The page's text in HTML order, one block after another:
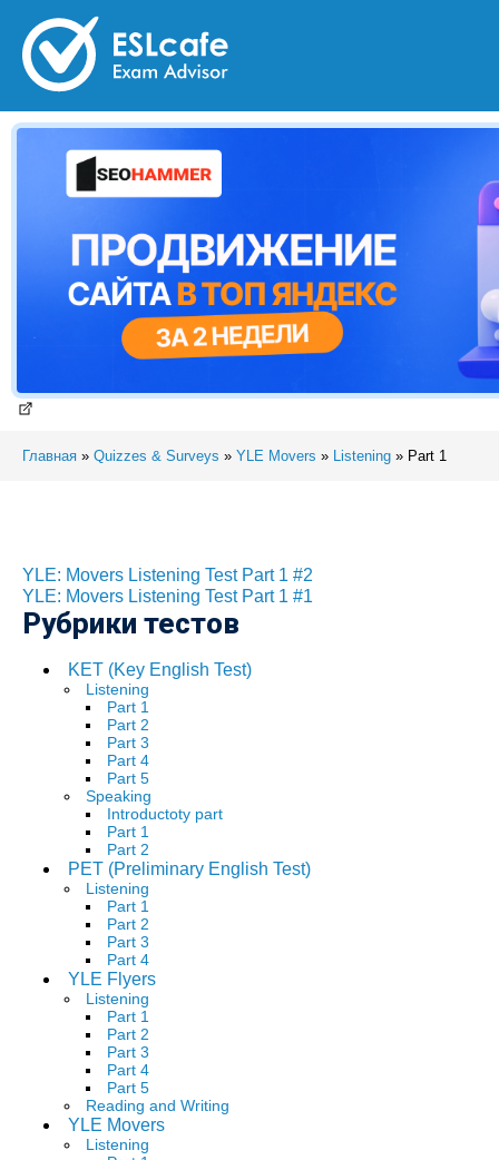
Главная » Quizzes & Surveys » YLE Movers » Listening » Part 1
YLE: Movers Listening Test Part 1 #2
YLE: Movers Listening Test Part 1 #1
Рубрики тестов
KET (Key English Test)
Listening
Part 1
Part 2
Part 3
Part 4
Part 5
Speaking
Introductoty part
Part 1
Part 2
PET (Preliminary English Test)
Listening
Part 1
Part 2
Part 3
Part 4
YLE Flyers
Listening
Part 1
Part 2
Part 3
Part 4
Part 5
Reading and Writing
YLE Movers
Listening